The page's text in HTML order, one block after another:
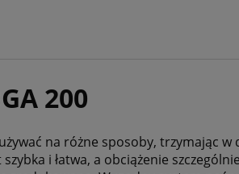
200
na różne sposoby, trzymając w
i łatwa, a obciążenie